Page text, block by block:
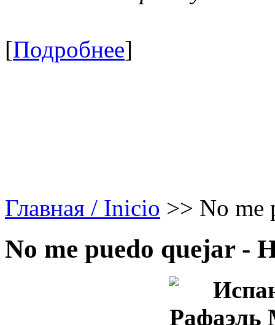
[Подробнее]
Главная / Inicio >> No me
No me puedo quejar -